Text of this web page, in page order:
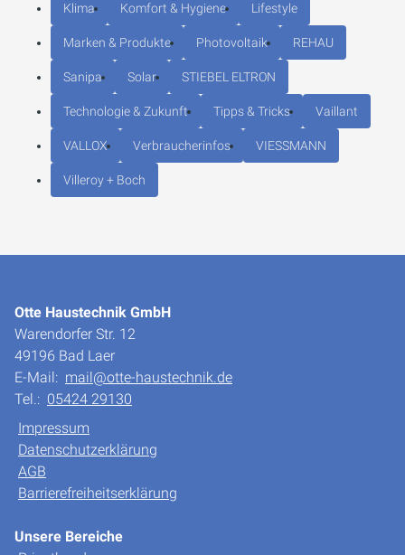
Klima Komfort & Hygiene Lifestyle
Marken & Produkte Photovoltaik REHAU
Sanipa Solar STIEBEL ELTRON
Technologie & Zukunft Tipps & Tricks Vaillant
VALLOX Verbraucherinfos VIESSMANN
Villeroy + Boch
Otte Haustechnik GmbH
Warendorfer Str. 12
49196 Bad Laer
E-Mail: mail@otte-haustechnik.de
Tel.: 05424 29130
Impressum
Datenschutzerklärung
AGB
Barrierefreiheitserklärung
Unsere Bereiche